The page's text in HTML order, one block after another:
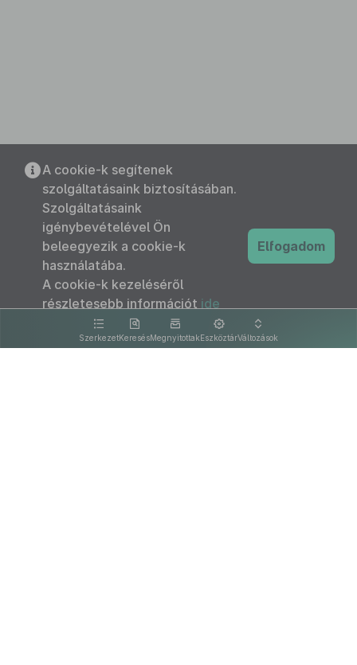
SzerkezetKeresésMegnyitottakEszköztárVáltozások
A cookie-k segítenek
szolgáltatásaink biztosításában.
Szolgáltatásaink
igénybevételével Ön
beleegyezik a cookie-k
használatába.
A cookie-k kezeléséről
részletesebb információt ide
kattintva olvashat.
Elfogadom